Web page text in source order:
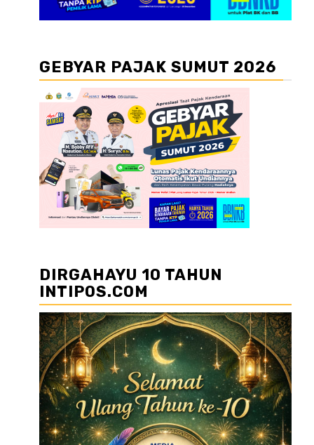
GEBYAR PAJAK SUMUT 2026
DIRGAHAYU 10 TAHUN
INTIPOS.COM